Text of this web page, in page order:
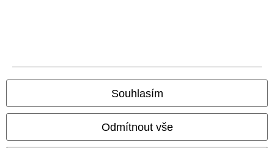
Souhlasím
Odmítnout vše
Všechny ceny jsou včetně DPH, bezpoštovného a balného
© 1986-2026 EMP Merchandising